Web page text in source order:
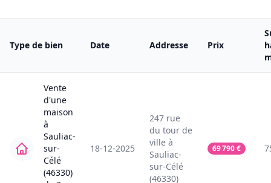
Type de bien Date Addresse Prix
Vente
d'une
maison
à
Sauliac-
sur-
Célé
(46330)
18-12-2025
247 rue
du tour de
ville à
Sauliac-
sur-Célé
(46330)
69 790€